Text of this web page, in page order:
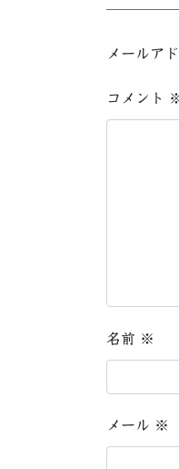
メールア
コメント
名前 ※
メール ※